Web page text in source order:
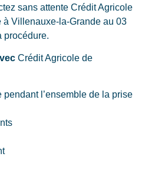
sans attente Crédit Agricole
à Villenauxe-la-Grande au 03
procédure.
Crédit Agricole de
pendant l’ensemble de la prise